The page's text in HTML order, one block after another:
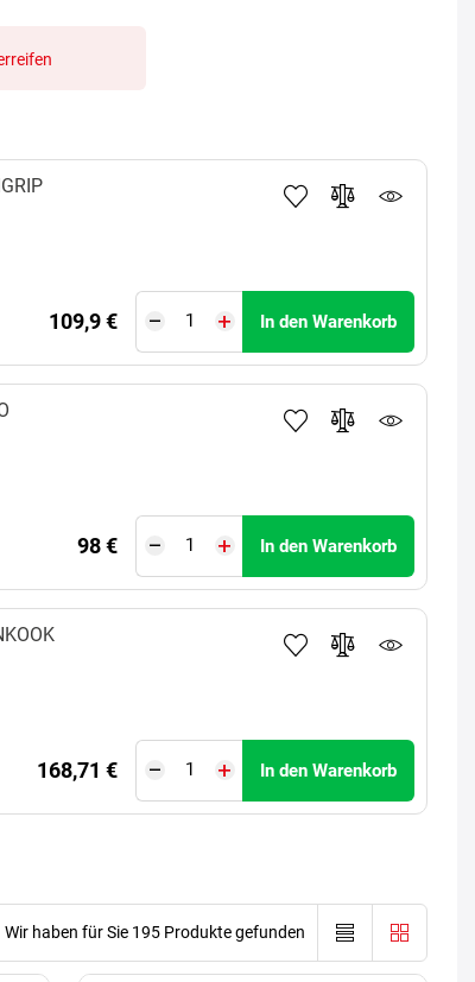
109,9 € In den Warenkorb
98 € In den Warenkorb
168,71 € In den Warenkorb
Wir haben für Sie 195 Produkte gefunden